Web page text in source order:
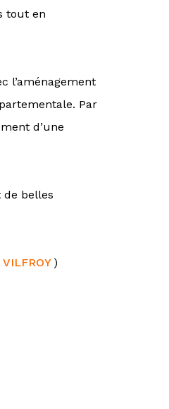
tout en
l’aménagement
Par
d’une
belles
)